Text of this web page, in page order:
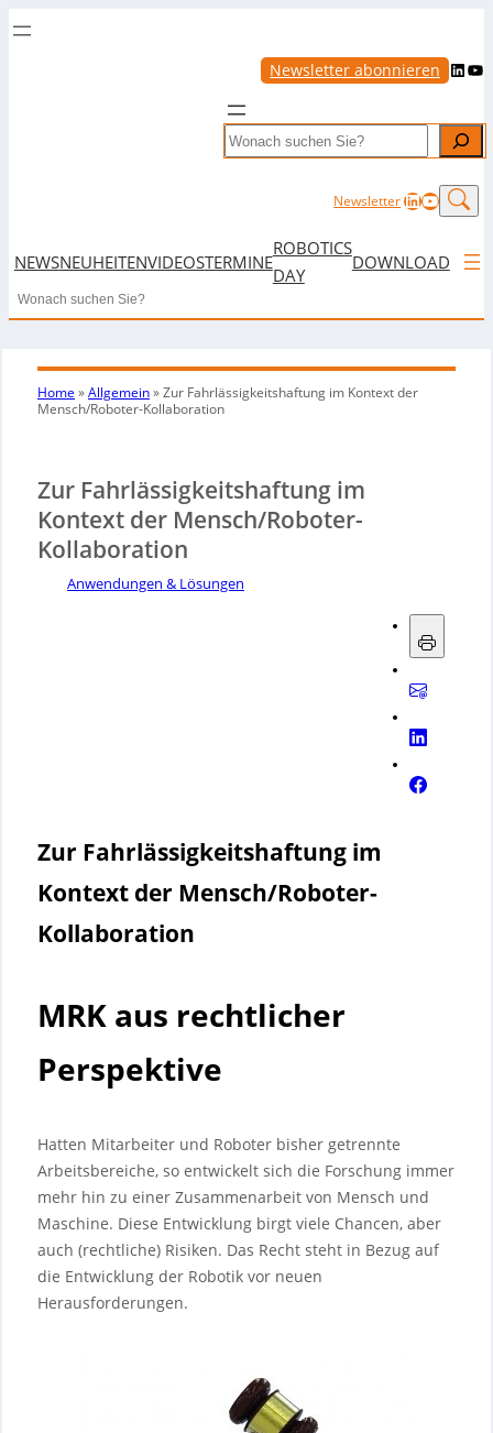
Newsletter abonnieren LinkedIn YouTube
Search
NewsletterLinkedIn
NEWSNEUHEITENVIDEOSTERMINE
ROBOTICS
DAY
DOWNLOAD
Search
Home »Allgemein»Zur Fahrlässigkeitshaftung im Kontext der
Mensch/Roboter-Kollaboration
Zur Fahrlässigkeitshaftung im
Kontext der Mensch/Roboter-
Kollaboration
Anwendungen & Lösungen
Zur Fahrlässigkeitshaftung im
Kontext der Mensch/Roboter-
Kollaboration
MRK aus rechtlicher
Perspektive
Hatten Mitarbeiter und Roboter bisher getrennte
Arbeitsbereiche, so entwickelt sich die Forschung immer
mehr hin zu einer Zusammenarbeit von Mensch und
Maschine. Diese Entwicklung birgt viele Chancen, aber
auch (rechtliche) Risiken. Das Recht steht in Bezug auf
die Entwicklung der Robotik vor neuen
Herausforderungen.